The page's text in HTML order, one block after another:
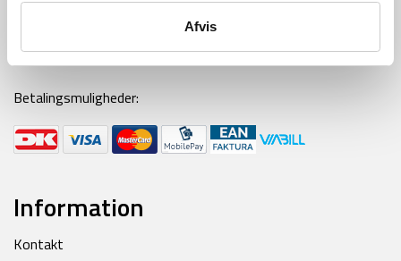
Afvis
Ring til os alle hverdage fra kl 9-16
Mail:kontakt@backpackerlife.dk
Betalingsmuligheder:
Information
Kontakt